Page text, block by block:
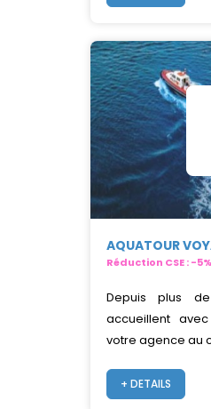
AQUATOUR
Réduction CSE : -5%
Depuis plus
accueillent
votre agence au
+ DETAILS